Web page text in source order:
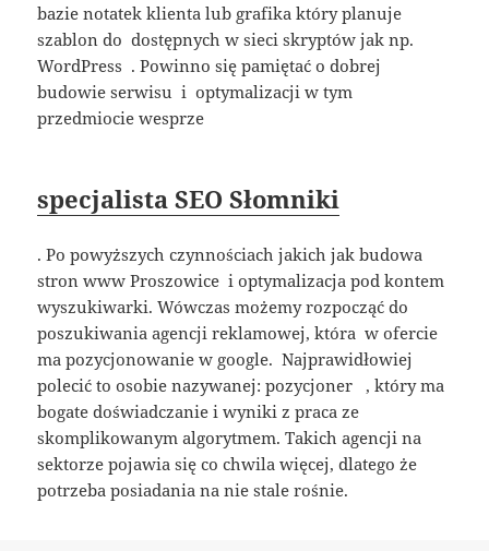
bazie notatek klienta lub grafika który planuje
szablon do dostępnych w sieci skryptów jak np.
WordPress . Powinno się pamiętać o dobrej
budowie serwisu i optymalizacji w tym
przedmiocie wesprze
specjalista SEO Słomniki
. Po powyższych czynnościach jakich jak budowa
stron www Proszowice i optymalizacja pod kontem
wyszukiwarki. Wówczas możemy rozpocząć do
poszukiwania agencji reklamowej, która w ofercie
ma pozycjonowanie w google. Najprawidłowiej
polecić to osobie nazywanej: pozycjoner , który ma
bogate doświadczanie i wyniki z praca ze
skomplikowanym algorytmem. Takich agencji na
sektorze pojawia się co chwila więcej, dlatego że
potrzeba posiadania na nie stale rośnie.